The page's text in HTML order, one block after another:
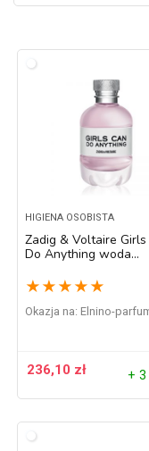
HIGIENA OSOBISTA
Zadig & Voltaire Girls
Do Anything woda
ml
★ ★ ★ ★ ★
Okazja na: elnino-
236,10 zł +